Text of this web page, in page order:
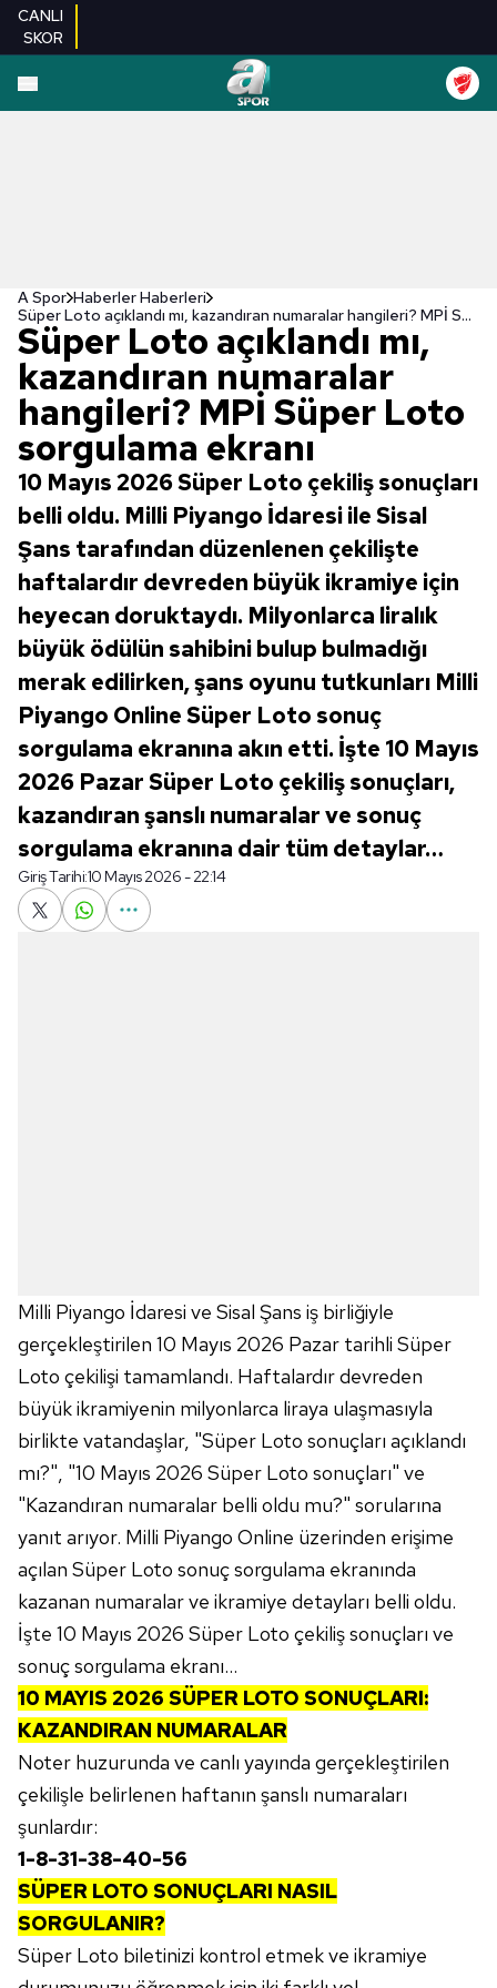
CANLI
SKOR
A Spor Haberler Haberleri
Süper Loto açıklandı mı, kazandıran numaralar hangileri? MPİ Süper Loto sorgulama ekranı
Süper Loto açıklandı mı,
kazandıran numaralar
hangileri? MPİ Süper Loto
sorgulama ekranı
10 Mayıs 2026 Süper Loto çekiliş sonuçları
belli oldu. Milli Piyango İdaresi ile Sisal
Şans tarafından düzenlenen çekilişte
haftalardır devreden büyük ikramiye için
heyecan doruktaydı. Milyonlarca liralık
büyük ödülün sahibini bulup bulmadığı
merak edilirken, şans oyunu tutkunları Milli
Piyango Online Süper Loto sonuç
sorgulama ekranına akın etti. İşte 10 Mayıs
2026 Pazar Süper Loto çekiliş sonuçları,
kazandıran şanslı numaralar ve sonuç
sorgulama ekranına dair tüm detaylar…
Giriş Tarihi:10 Mayıs 2026 - 22:14
Milli Piyango İdaresi ve Sisal Şans iş birliğiyle
gerçekleştirilen 10 Mayıs 2026 Pazar tarihli Süper
Loto çekilişi tamamlandı. Haftalardır devreden
büyük ikramiyenin milyonlarca liraya ulaşmasıyla
birlikte vatandaşlar, "Süper Loto sonuçları açıklandı
mı?", "10 Mayıs 2026 Süper Loto sonuçları" ve
"Kazandıran numaralar belli oldu mu?" sorularına
yanıt arıyor. Milli Piyango Online üzerinden erişime
açılan Süper Loto sonuç sorgulama ekranında
kazanan numaralar ve ikramiye detayları belli oldu.
İşte 10 Mayıs 2026 Süper Loto çekiliş sonuçları ve
sonuç sorgulama ekranı…
10 MAYIS 2026 SÜPER LOTO SONUÇLARI:
KAZANDIRAN NUMARALAR
Noter huzurunda ve canlı yayında gerçekleştirilen
çekilişle belirlenen haftanın şanslı numaraları
şunlardır:
1-8-31-38-40-56
SÜPER LOTO SONUÇLARI NASIL
SORGULANIR?
Süper Loto biletinizi kontrol etmek ve ikramiye